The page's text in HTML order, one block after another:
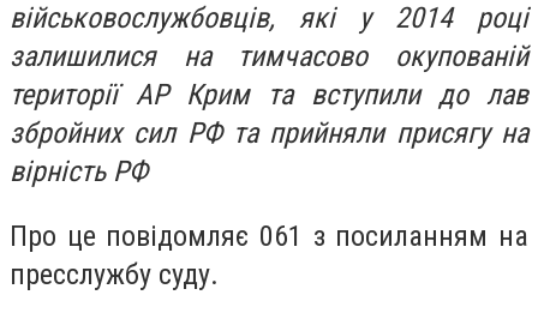
військовослужбовців, які у 2014 році
залишилися на тимчасово окупованій
території АР Крим та вступили до лав
збройних сил РФ та прийняли присягу на
вірність РФ
Про це повідомляє 061 з посиланням на
пресслужбу суду.